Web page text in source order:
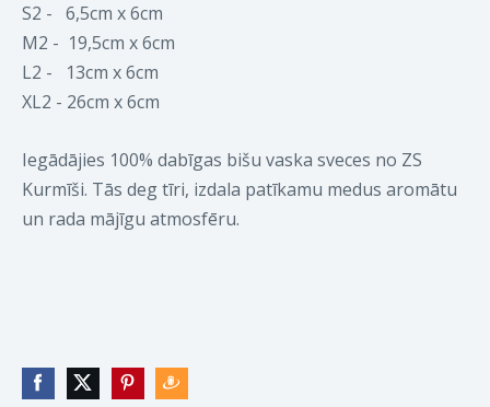
S2 - 6,5cm x 6cm
M2 - 19,5cm x 6cm
L2 - 13cm x 6cm
XL2 - 26cm x 6cm
Iegādājies 100% dabīgas bišu vaska sveces no ZS
Kurmīši. Tās deg tīri, izdala patīkamu medus aromātu
un rada mājīgu atmosfēru.